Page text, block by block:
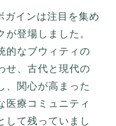
ガインは注目を集め
登場しました。
的なブウィティの
せ、古代と現代の
、関心が高まった
医療コミュニティ
して残っていまし